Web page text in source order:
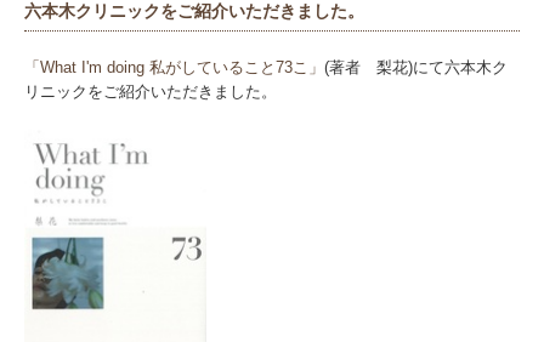
六本木クリニックをご紹介いただきました。
「What I'm doing 私がしていること73こ」 (著者 梨花)にて六本木ク
リニックをご紹介いただきました。